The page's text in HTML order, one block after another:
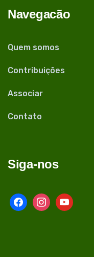
Navegacão
Quem somos
Contribuições
Associar
Contato
Siga-nos
facebookinstagram
youtube